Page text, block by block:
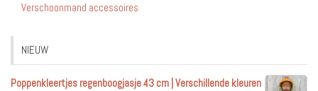
Verschoonmand accessoires
NIEUW
Poppenkleertjes regenboogjasje 43 cm | Verschillende kleuren